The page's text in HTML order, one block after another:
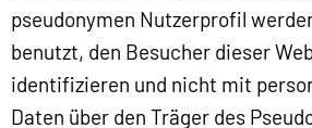
pseudonymen Nutzerprofil
benutzt, den Besucher dieser
identifizieren und nicht mit
Daten über den Träger des